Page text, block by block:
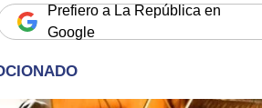
Prefiero a La República en
Google